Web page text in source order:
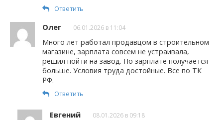
Ответить
Олег 06.01.2026 в 11:04
Много лет работал продавцом в строительном
магазине, зарплата совсем не устраивала,
решил пойти на завод. По зарплате получается
больше. Условия труда достойные. Все по ТК
РФ.
Ответить
Евгений 08.01.2026 в 09:18